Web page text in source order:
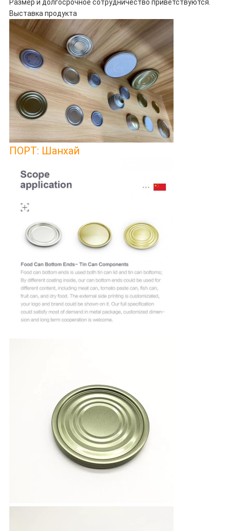
Размер и долгосрочное сотрудничество приветствуются.
Выставка продукта
ПОРТ: Шанхай